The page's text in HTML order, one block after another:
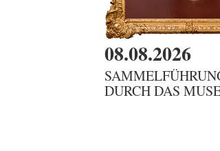
08.08.2026
DURCH DAS